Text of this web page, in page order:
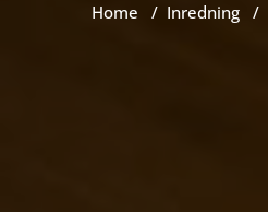
Home / Inredning/